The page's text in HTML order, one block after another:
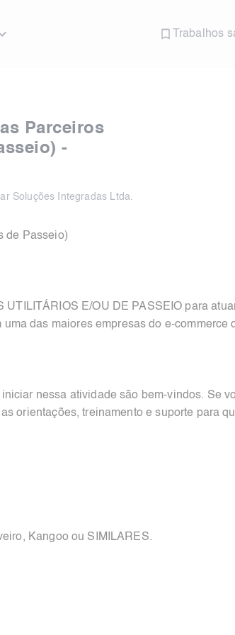
Trabalhos
Parceiros
-
Soluções Integradas Ltda.
de Passeio)
E/OU DE PASSEIO para
das maiores empresas do e-commerce
nessa atividade são bem-vindos. Se
orientações, treinamento e suporte para
Kangoo ou SIMILARES.